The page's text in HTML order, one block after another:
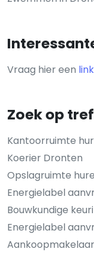
Vraag hier een link
Zoek op
Kantoorruimte
Koerier Dronten
Opslagruimte
Energielabel
Bouwkundige
Energielabel